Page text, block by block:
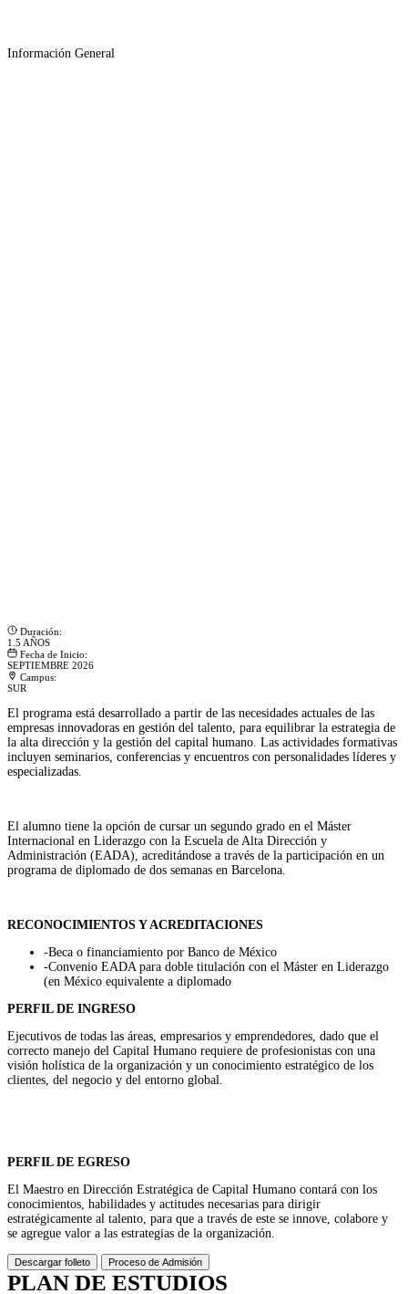
Información General
Duración:
1.5 AÑOS
Fecha de Inicio:
SEPTIEMBRE 2026
Campus:
SUR
El programa está desarrollado a partir de las necesidades actuales de las
empresas innovadoras en gestión del talento, para equilibrar la estrategia de
la alta dirección y la gestión del capital humano. Las actividades formativas
incluyen seminarios, conferencias y encuentros con personalidades líderes y
especializadas.
El alumno tiene la opción de cursar un segundo grado en el Máster
Internacional en Liderazgo con la Escuela de Alta Dirección y
Administración (EADA), acreditándose a través de la participación en un
programa de diplomado de dos semanas en Barcelona.
RECONOCIMIENTOS Y ACREDITACIONES
-Beca o financiamiento por Banco de México
-Convenio EADA para doble titulación con el Máster en Liderazgo
(en México equivalente a diplomado
PERFIL DE INGRESO
Ejecutivos de todas las áreas, empresarios y emprendedores, dado que el
correcto manejo del Capital Humano requiere de profesionistas con una
visión holística de la organización y un conocimiento estratégico de los
clientes, del negocio y del entorno global.
PERFIL DE EGRESO
El Maestro en Dirección Estratégica de Capital Humano contará con los
conocimientos, habilidades y actitudes necesarias para dirigir
estratégicamente al talento, para que a través de este se innove, colabore y
se agregue valor a las estrategias de la organización.
Descargar folleto Proceso de Admisión
PLAN DE ESTUDIOS